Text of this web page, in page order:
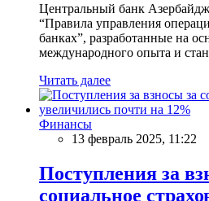
Центральный банк
“Правила управления
банках”, разработанные на
международного опыта и
Читать далее
Финансы
13 февраль 2025, 11:22
Поступления за
социальное